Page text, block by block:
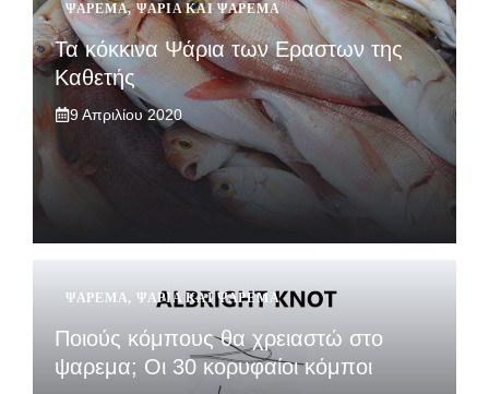
ΨΆΡΕΜΑ,ΨΆΡΙΑ ΚΑΙ ΨΆΡΕΜΑ
Τα κόκκινα Ψάρια των Εραστων της
Καθετής
9 Απριλίου 2020
ΨΆΡΕΜΑ, ΨΆΡΙΑ ΚΑΙ ΨΆΡΕΜΑ
Ποιούς κόμπους θα χρειαστώ στο
ψαρεμα; Οι 30 κορυφαίοι κόμποι